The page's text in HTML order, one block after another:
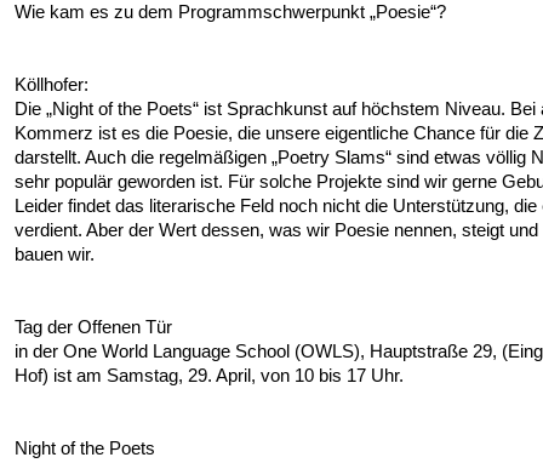
Wie kam es zu dem Programmschwerpunkt „Poesie“?
Köllhofer:
Die „Night of the Poets“ ist Sprachkunst auf höchstem Niveau. Bei
Kommerz ist es die Poesie, die unsere eigentliche Chance für die
darstellt. Auch die regelmäßigen „Poetry Slams“ sind etwas völlig
sehr populär geworden ist. Für solche Projekte sind wir gerne
Leider findet das literarische Feld noch nicht die Unterstützung, die
verdient. Aber der Wert dessen, was wir Poesie nennen, steigt und
bauen wir.
Tag der Offenen Tür
in der One World Language School (OWLS), Hauptstraße 29,
Hof) ist am Samstag, 29. April, von 10 bis 17 Uhr.
Night of the Poets